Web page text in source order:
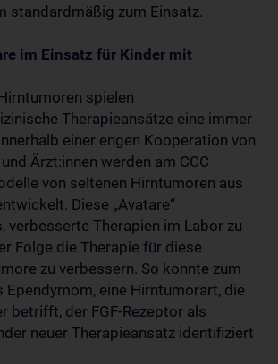
standardmäßig zum Einsatz.
im Einsatz für Kinder mit
spielen
Therapieansätze eine immer
einer engen Kooperation von
Ärzt:innen werden am CCC
von seltenen Hirntumoren aus
Diese „Avatare“
verbesserte Therapien im Labor zu
Folge die Therapie für diese
zu verbessern. So konnte zum
Ependymom, eine Hirntumorart, die
betrifft, der FGF-Rezeptor als
neuer Therapieansatz identifiziert